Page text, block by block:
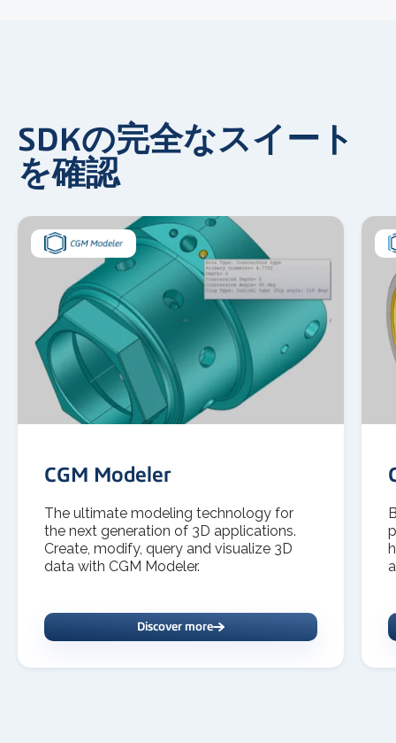
SDKの完全なスイート
を確認
CGM Modeler
The ultimate modeling technology for
the next generation of 3D applications.
Create, modify, query and visualize 3D
data with CGM Modeler.
Discover more